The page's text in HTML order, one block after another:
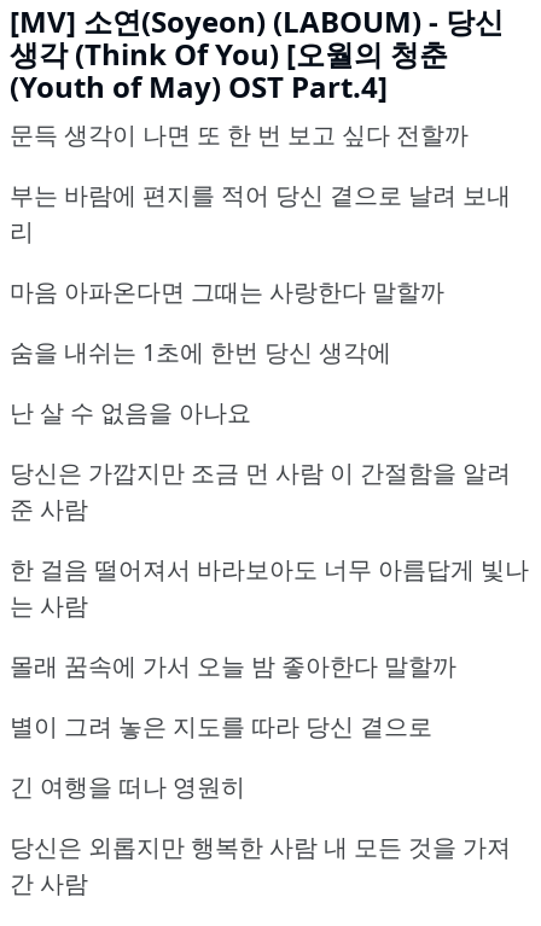
[MV] 소연(Soyeon) (LABOUM) - 당신
생각 (Think Of You) [오월의 청춘
(Youth of May) OST Part.4]
문득 생각이 나면 또 한 번 보고 싶다 전할까
부는 바람에 편지를 적어 당신 곁으로 날려 보내
리
마음 아파온다면 그때는 사랑한다 말할까
숨을 내쉬는 1초에 한번 당신 생각에
난 살 수 없음을 아나요
당신은 가깝지만 조금 먼 사람 이 간절함을 알려
준 사람
한 걸음 떨어져서 바라보아도 너무 아름답게 빛나
는 사람
몰래 꿈속에 가서 오늘 밤 좋아한다 말할까
별이 그려 놓은 지도를 따라 당신 곁으로
긴 여행을 떠나 영원히
당신은 외롭지만 행복한 사람 내 모든 것을 가져
간 사람